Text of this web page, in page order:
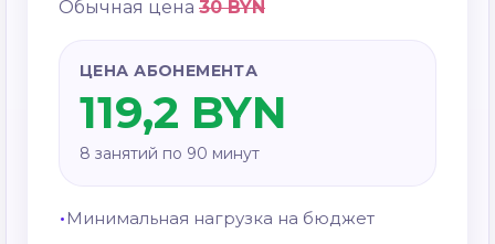
Обычная цена 30 BYN
ЦЕНА АБОНЕМЕНТА
119,2 BYN
8 занятий по 90 минут
Минимальная нагрузка на бюджет